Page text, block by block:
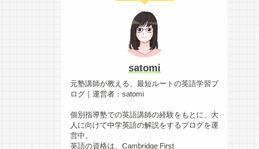
satomi
元塾講師が教える、最短ルートの英語学習ブ
ログ｜運営者：satomi
個別指導塾での英語講師の経験をもとに、大
人に向けて中学英語の解説をするブログを運
営中。
英語の資格は、Cambridge First